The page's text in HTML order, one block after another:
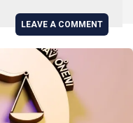
LEAVE A COMMENT